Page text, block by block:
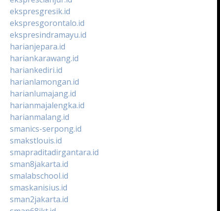
ekspresgresik.id
ekspresgorontalo.id
ekspresindramayu.id
harianjepara.id
hariankarawang.id
hariankediri.id
harianlamongan.id
harianlumajang.id
harianmajalengka.id
harianmalang.id
smanics-serpong.id
smakstlouis.id
smapraditadirgantara.id
sman8jakarta.id
smalabschool.id
smaskanisius.id
sman2jakarta.id